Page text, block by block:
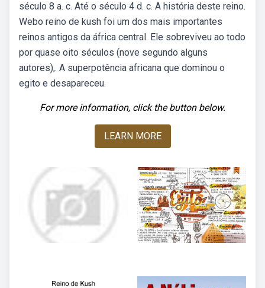
século 8 a. c. Até o século 4 d. c. A história deste reino.
Webo reino de kush foi um dos mais importantes
reinos antigos da áfrica central. Ele sobreviveu ao todo
por quase oito séculos (nove segundo alguns
autores),. A superpotência africana que dominou o
egito e desapareceu.
For more information, click the button below.
LEARN MORE